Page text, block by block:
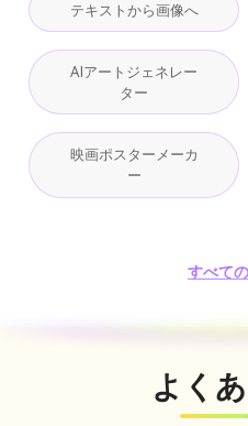
テキストから画像へ
AIアートジェネレー
ター
映画ポスターメーカ
ー
すべて
よく